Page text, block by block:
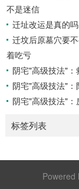
不是迷信
迁址改运是真的
迁坟后原墓穴要
着吃亏
阴宅"高级技法"
阴宅"高级技法"
阴宅"高级技法"
标签列表
Powered